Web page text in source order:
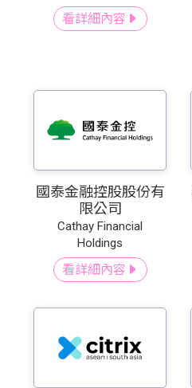
看詳細內容
國泰金融控股股份有
限公司
Cathay Financial
Holdings
看詳細內容